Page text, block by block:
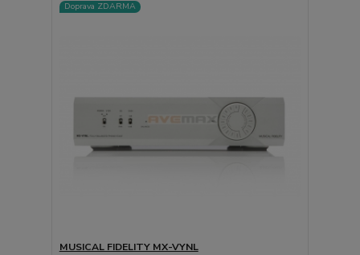
Doprava ZDARMA
MUSICAL FIDELITY MX-VYNL